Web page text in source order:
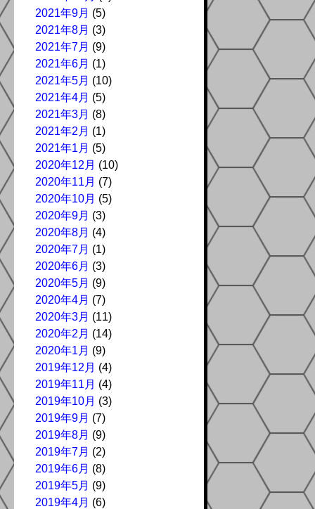
2021年9月 (5)
2021年8月 (3)
2021年7月 (9)
2021年6月 (1)
2021年5月 (10)
2021年4月 (5)
2021年3月 (8)
2021年2月 (1)
2021年1月 (5)
2020年12月 (10)
2020年11月 (7)
2020年10月 (5)
2020年9月 (3)
2020年8月 (4)
2020年7月 (1)
2020年6月 (3)
2020年5月 (9)
2020年4月 (7)
2020年3月 (11)
2020年2月 (14)
2020年1月 (9)
2019年12月 (4)
2019年11月 (4)
2019年10月 (3)
2019年9月 (7)
2019年8月 (9)
2019年7月 (2)
2019年6月 (8)
2019年5月 (9)
2019年4月 (6)